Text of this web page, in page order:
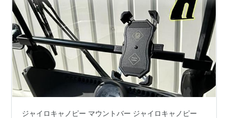
ジャイロキャノピー マウントバー ジャイロキャノピー